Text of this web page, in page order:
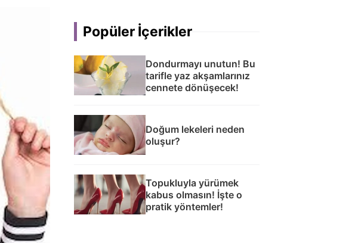
Popüler İçerikler
Dondurmayı unutun! Bu
tarifle yaz akşamlarınız
cennete dönüşecek!
Doğum lekeleri neden
oluşur?
Topukluyla yürümek
kabus olmasın! İşte o
pratik yöntemler!